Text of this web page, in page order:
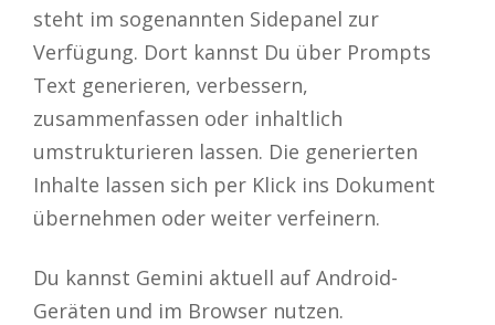
steht im sogenannten Sidepanel zur
Verfügung. Dort kannst Du über Prompts
Text generieren, verbessern,
zusammenfassen oder inhaltlich
umstrukturieren lassen. Die generierten
Inhalte lassen sich per Klick ins Dokument
übernehmen oder weiter verfeinern.
Du kannst Gemini aktuell auf Android-
Geräten und im Browser nutzen.